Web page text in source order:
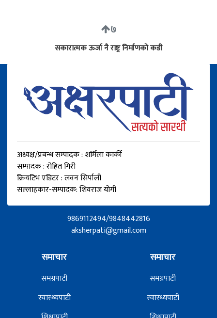
७
सकारात्मक ऊर्जा नै राष्ट्र निर्माणको कडी
अध्यक्ष/प्रबन्ध सम्पादक : शर्मिला कार्की
सम्पादक : रोहित गिरी
क्रियटिभ एडिटर : लवन सिर्पाली
सल्लाहकार-सम्पादक: शिवराज योगी
9869112494/9848442816
aksherpati@gmail.com
समाचार
समग्रपाटी
स्वास्थ्यपाटी
समाचार
समग्रपाटी
स्वास्थ्यपाटी